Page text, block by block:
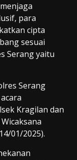
para
cipta
sesuai
Serang yaitu
Serang
Kragilan dan
01/2025).